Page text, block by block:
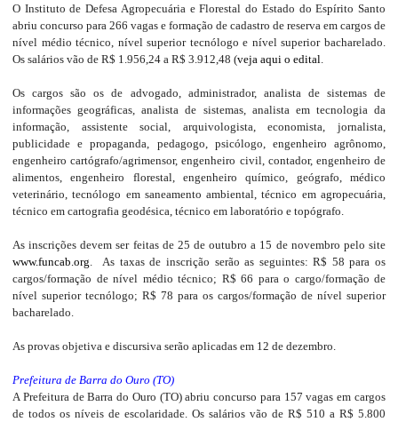
O Instituto de Defesa Agropecuária e Florestal do Estado do Espírito Santo
abriu concurso para 266 vagas e formação de cadastro de reserva em cargos de
nível médio técnico, nível superior tecnólogo e nível superior bacharelado.
Os salários vão de R$ 1.956,24 a R$ 3.912,48 (veja aqui o edital.
Os cargos são os de advogado, administrador, analista de sistemas de
informações geográficas, analista de sistemas, analista em tecnologia da
informação, assistente social, arquivologista, economista, jornalista,
publicidade e propaganda, pedagogo, psicólogo, engenheiro agrônomo,
engenheiro cartógrafo/agrimensor, engenheiro civil, contador, engenheiro de
alimentos, engenheiro florestal, engenheiro químico, geógrafo, médico
veterinário, tecnólogo em saneamento ambiental, técnico em agropecuária,
técnico em cartografia geodésica, técnico em laboratório e topógrafo.
As inscrições devem ser feitas de 25 de outubro a 15 de novembro pelo site
www.funcab.org. As taxas de inscrição serão as seguintes: R$ 58 para os
cargos/formação de nível médio técnico; R$ 66 para o cargo/formação de
nível superior tecnólogo; R$ 78 para os cargos/formação de nível superior
bacharelado.
As provas objetiva e discursiva serão aplicadas em 12 de dezembro.
Prefeitura de Barra do Ouro (TO)
A Prefeitura de Barra do Ouro (TO) abriu concurso para 157 vagas em cargos
de todos os níveis de escolaridade. Os salários vão de R$ 510 a R$ 5.800